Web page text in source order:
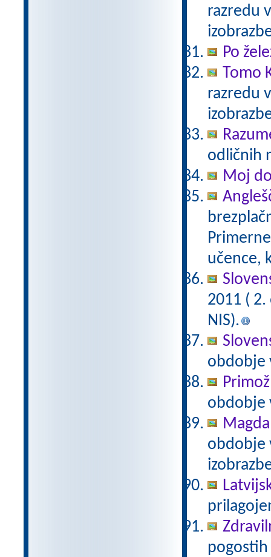
razredu
Po
Tomo
razredu
odličnih
Moj
učence,
2011 (
NIS).
obdobje
obdobje
obdobje
pogostih